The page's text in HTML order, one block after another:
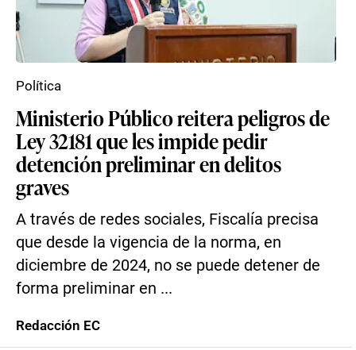
Ministerio Público reitera peligros de
Ley 32181 que les impide pedir
detención preliminar en delitos
graves
A través de redes sociales, Fiscalía precisa
que desde la vigencia de la norma, en
diciembre de 2024, no se puede detener de
forma preliminar en ...
Política
Redacción EC